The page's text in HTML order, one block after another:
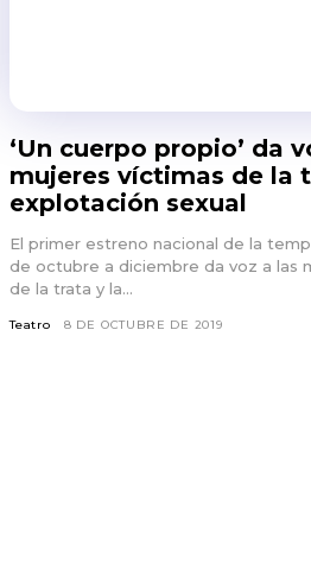
‘Un cuerpo propio’ da
mujeres víctimas de la
explotación sexual
El primer estreno nacional de la
de octubre a diciembre da voz a las
de la trata y la...
Teatro 8 DE OCTUBRE DE 2019